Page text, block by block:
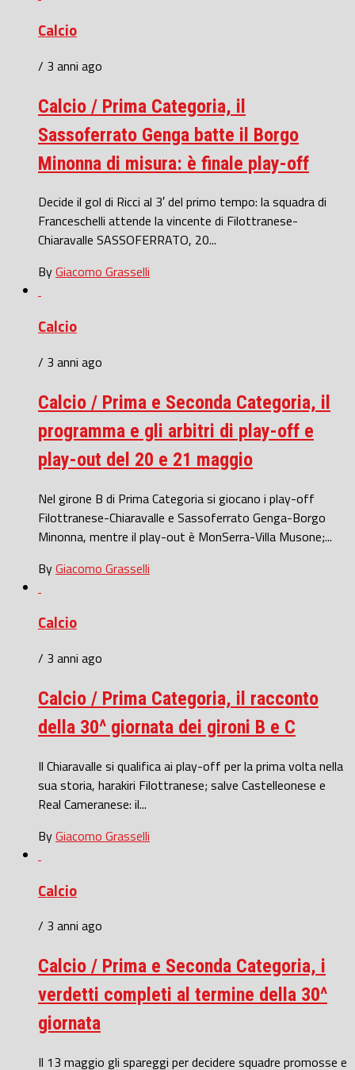
Calcio
/ 3 anni ago
Calcio / Prima Categoria, il
Sassoferrato Genga batte il Borgo
Minonna di misura: è finale play-off
Decide il gol di Ricci al 3′ del primo tempo: la squadra di
Franceschelli attende la vincente di Filottranese-
Chiaravalle SASSOFERRATO, 20...
ByGiacomo Grasselli
Calcio
/ 3 anni ago
Calcio / Prima e Seconda Categoria, il
programma e gli arbitri di play-off e
play-out del 20 e 21 maggio
Nel girone B di Prima Categoria si giocano i play-off
Filottranese-Chiaravalle e Sassoferrato Genga-Borgo
Minonna, mentre il play-out è MonSerra-Villa Musone;...
ByGiacomo Grasselli
Calcio
/ 3 anni ago
Calcio / Prima Categoria, il racconto
della 30^ giornata dei gironi B e C
Il Chiaravalle si qualifica ai play-off per la prima volta nella
sua storia, harakiri Filottranese; salve Castelleonese e
Real Cameranese: il...
ByGiacomo Grasselli
Calcio
/ 3 anni ago
Calcio / Prima e Seconda Categoria, i
verdetti completi al termine della 30^
giornata
Il 13 maggio gli spareggi per decidere squadre promosse e